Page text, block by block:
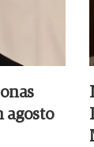
agosto